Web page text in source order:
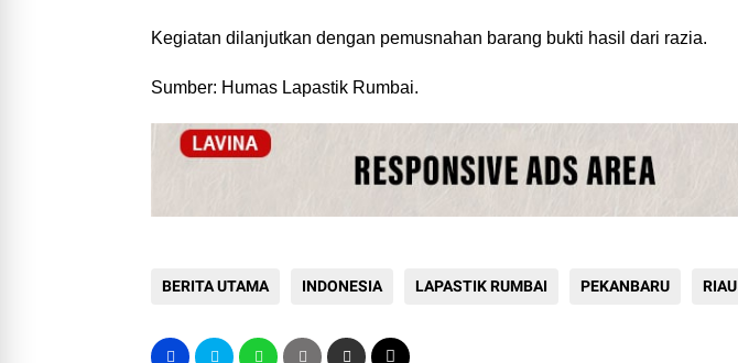
Kegiatan dilanjutkan dengan pemusnahan barang bukti hasil dari razia.
Sumber: Humas Lapastik Rumbai.
BERITA UTAMA INDONESIA LAPASTIK RUMBAI PEKANBARU RIAU